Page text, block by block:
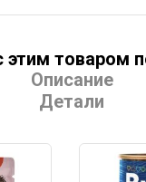
этим товаром
Описание
Детали